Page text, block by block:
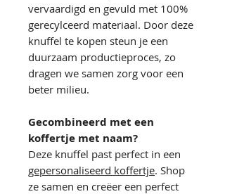
vervaardigd en gevuld met 100%
gerecylceerd materiaal. Door deze
knuffel te kopen steun je een
duurzaam productieproces, zo
dragen we samen zorg voor een
beter milieu.
Gecombineerd met een
koffertje met naam?
Deze knuffel past perfect in een
gepersonaliseerd koffertje. Shop
ze samen en creëer een perfect